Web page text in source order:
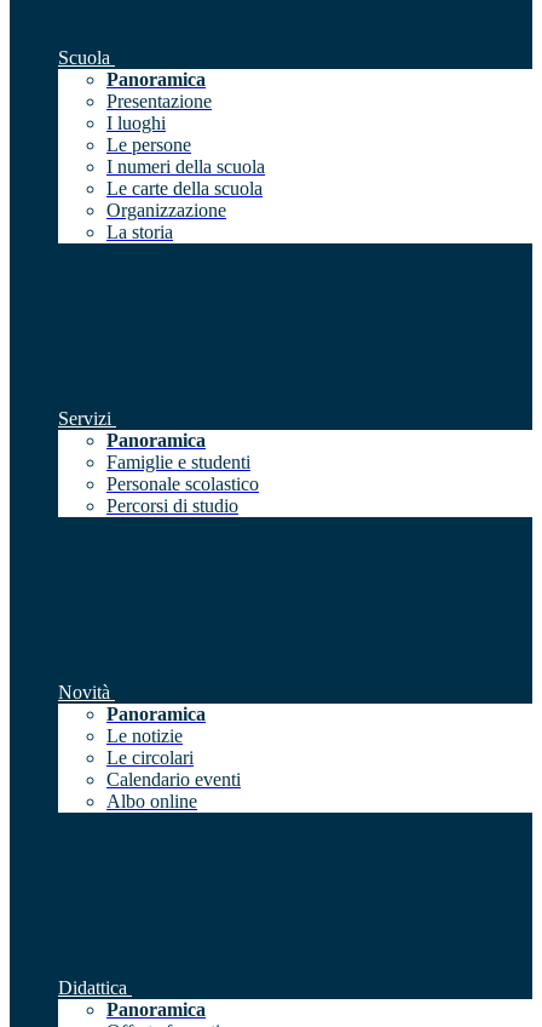
Scuola
Panoramica
Presentazione
I luoghi
Le persone
I numeri della scuola
Le carte della scuola
Organizzazione
La storia
Servizi
Panoramica
Famiglie e studenti
Personale scolastico
Percorsi di studio
Novità
Panoramica
Le notizie
Le circolari
Calendario eventi
Albo online
Didattica
Panoramica